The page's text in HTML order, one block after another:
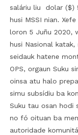
saláriu liu dolar ($)
husi MSSI nian.
loron 5 Juñu 2020,
husi Nasional
seidauk hatene
OPS, orgaun Suku
oinsa atu halo
simu subsídiu ba
Suku tau osan hodi
no fó oituan ba
autoridade